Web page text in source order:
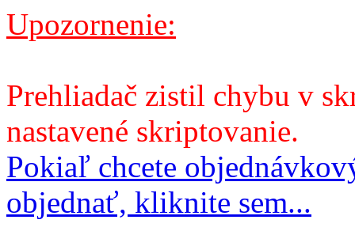
Upozornenie:
Prehliadač zistil chybu v
nastavené skriptovanie.
Pokiaľ chcete
objednať, kliknite sem...